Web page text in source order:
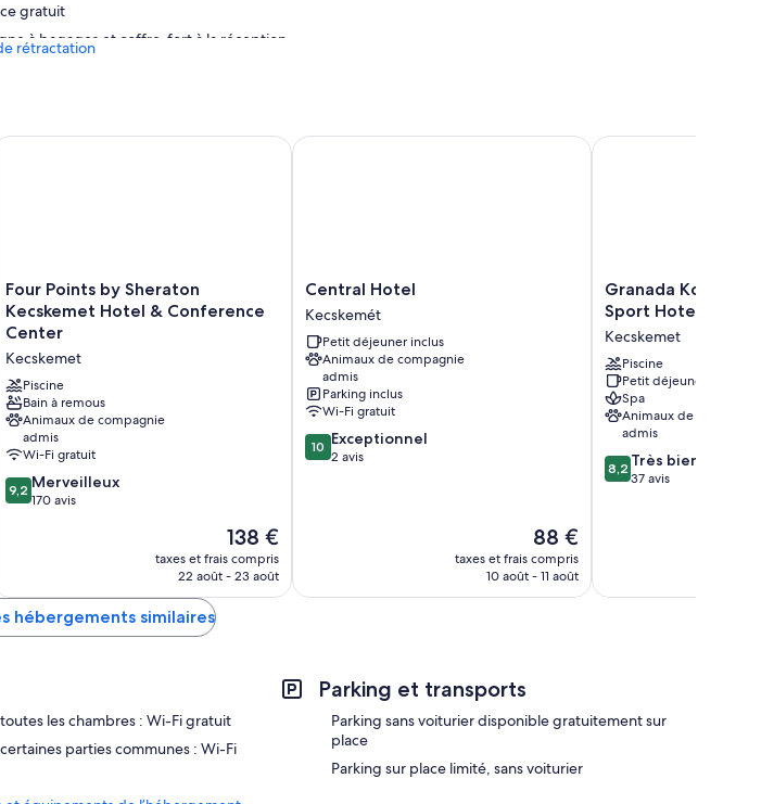
gratuit
à bagages et coffre-fort à la réception
d'atouts appréciables comme un coffre-fort (suffisamment grand pour accueillir un ordinateur
rétractation
Four
Points
by
Sheraton
Kecskemet
Hotel
&
Conference
Center
Kecskemet
Four Points by Sheraton
Kecskemet Hotel & Conference
Center
Kecskemet
Piscine
Bain à remous
Animaux de compagnie
admis
Wi-Fi gratuit
9.2
sur
9,2 Merveilleux
170 avis
Le
nouveau
prix
138 €
taxes et frais compris
22 août - 23 août
Points by Sheraton Kecskemet Hotel & Conference Center
Central
Hotel
Kecskemét
Central Hotel
Kecskemét
Petit déjeuner inclus
Animaux de compagnie
admis
Parking inclus
Wi-Fi gratuit
10.0
sur
10 Exceptionnel
2 avis
Le
nouveau
prix
88 €
taxes et frais compris
10 août - 11 août
Central Hotel
Granada
Konferencia
Wellness
Sport
Hotel
Kecskemet
Granada
Sport Hotel
Kecskemet
Piscine
Petit déjeuner inclus
Spa
Animaux de compagnie
admis
8.2
sur
8,2 Très bien
37 avis
Granada Konferencia
hébergements similaires
les chambres : Wi-Fi gratuit
parties communes : Wi-Fi
Parking et transports
Parking sans voiturier disponible gratuitement sur
place
Parking sur place limité, sans voiturier